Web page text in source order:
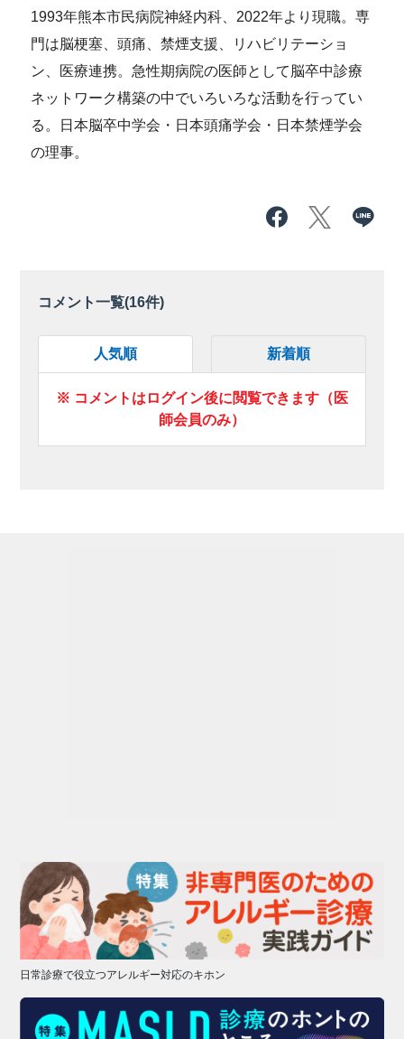
1993年熊本市民病院神経内科、2022年より現職。専
門は脳梗塞、頭痛、禁煙支援、リハビリテーショ
ン、医療連携。急性期病院の医師として脳卒中診療
ネットワーク構築の中でいろいろな活動を行ってい
る。日本脳卒中学会・日本頭痛学会・日本禁煙学会
の理事。
コメント一覧(16件)
人気順 新着順
※ コメントはログイン後に閲覧できます（医
師会員のみ）
日常診療で役立つアレルギー対応のキホン